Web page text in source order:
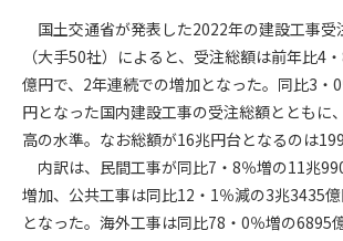
会員登録について
サポーター会員一覧
会社概要 お問い合わせ
会員規約
国土交通省が発表した2022年の建設工事受
（大手50社）によると、受注総額は前年比4
億円で、2年連続での増加となった。同比3・
円となった国内建設工事の受注総額とともに
高の水準。なお総額が16兆円台となるのは
内訳は、民間工事が同比7・8％増の11兆
増加、公共工事は同比12・1％減の3兆3435
となった。海外工事は同比78・0％増の6895
会員サービスの利用条件等について定める
2. 管理者が建設資料館WEB上で随時掲載する
一部を構成するものとします。
第2条（規約の変更）
本規約は、会員の了承を得ることなく、随時
あります。変更内容は、建設資料館WEB上に
ちに全ての会員が了承したものとみなします